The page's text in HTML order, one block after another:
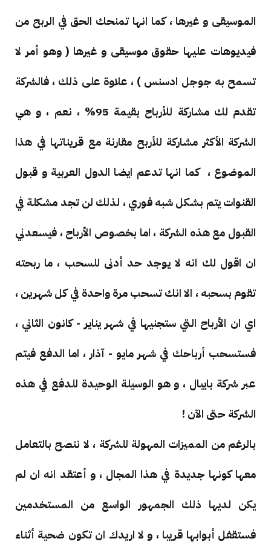
الموسيقى و غيرها ، كما انها تمنحك الحق في الربح من
فيديوهات عليها حقوق موسيقى و غيرها ( وهو أمر لا
تسمح به جوجل ادسنس ) ، علاوة على ذلك ، فالشركة
تقدم لك مشاركة للأرباح بقيمة 95% ، نعم ، و هي
الشركة الأكثر مشاركة للأربح مقارنة مع قريناتها في هذا
الموضوع ، كما انها تدعم ايضا الدول العربية و قبول
القنوات يتم بشكل شبه فوري ، لذلك لن تجد مشكلة في
القبول مع هذه الشركة ، اما بخصوص الأرباح ، فيسعدني
ان اقول لك انه لا يوجد حد أدنى للسحب ، ما ربحته
تقوم بسحبه ، الا انك تسحب مرة واحدة في كل شهرين ،
اي ان الأرباح التي ستجنيها في شهر يناير - كانون الثاني ،
فستسحب أرباحك في شهر مايو - آذار ، اما الدفع فيتم
عبر شركة بايبال ، و هو الوسيلة الوحيدة للدفع في هذه
الشركة حتى الآن !
بالرغم من المميزات المهولة للشركة ، لا ننصح بالتعامل
معها كونها جديدة في هذا المجال ، و أعتقد انه ان لم
يكن لديها ذلك الجمهور الواسع من المستخدمين
فستقفل أبوابها قريبا ، و لا اريدك ان تكون ضحية أثناء